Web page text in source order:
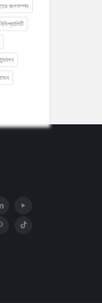
জলসম্পদ